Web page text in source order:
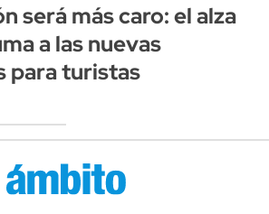
será más caro: el alza
a las nuevas
para turistas